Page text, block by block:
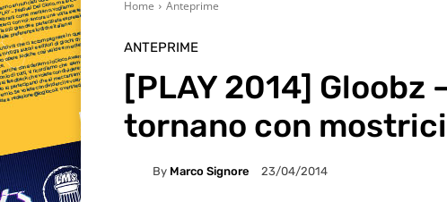
Home Anteprime
ANTEPRIME
[PLAY 2014] Gloobz
tornano con
By Marco Signore 23/04/2014